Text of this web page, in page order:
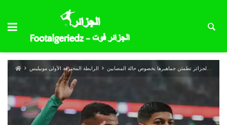
الرابطة المحترفة الأولى موبيليس إدارة مولودية الجزائر تطمئن جماهيرها بخصوص حالة المصابين